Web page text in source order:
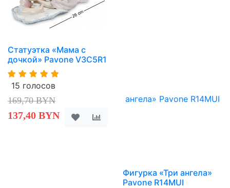
Статуэтка «Мама с
дочкой» Pavone V3C5R1
15 голосов
169,70 BYN
137,40 BYN
Фигурка «Три ангела»
Pavone R14MUI